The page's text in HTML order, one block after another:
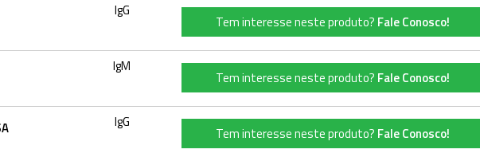
IgG
Tem interesse neste produto? Fale Conosco!
IgM
Tem interesse neste produto? Fale Conosco!
IgG
Tem interesse neste produto? Fale Conosco!